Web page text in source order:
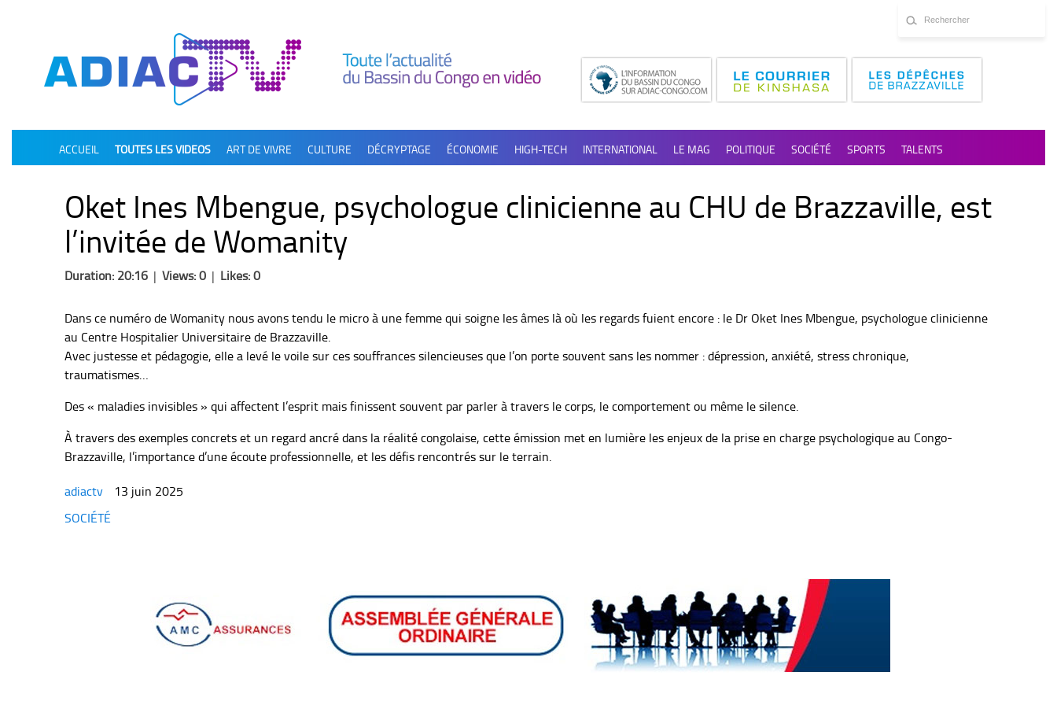
ACCUEIL TOUTES LES VIDEOS ART DE VIVRE CULTURE DÉCRYPTAGE ÉCONOMIE HIGH-TECH INTERNATIONAL LE MAG POLITIQUE SOCIÉTÉ SPORTS TALENTS
Oket Ines Mbengue, psychologue clinicienne au CHU de Brazzaville, est
l’invitée de Womanity
Duration: 20:16 | Views: 0 | Likes: 0
Dans ce numéro de Womanity nous avons tendu le micro à une femme qui soigne les âmes là où les regards fuient encore : le Dr Oket Ines Mbengue, psychologue clinicienne
au Centre Hospitalier Universitaire de Brazzaville.
Avec justesse et pédagogie, elle a levé le voile sur ces souffrances silencieuses que l’on porte souvent sans les nommer : dépression, anxiété, stress chronique,
traumatismes…
Des « maladies invisibles » qui affectent l’esprit mais finissent souvent par parler à travers le corps, le comportement ou même le silence.
À travers des exemples concrets et un regard ancré dans la réalité congolaise, cette émission met en lumière les enjeux de la prise en charge psychologique au Congo-
Brazzaville, l’importance d’une écoute professionnelle, et les défis rencontrés sur le terrain.
adiactv
13 juin 2025
Categories
SOCIÉTÉ